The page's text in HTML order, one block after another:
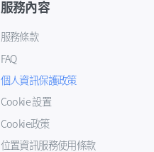
服務內容
服務條款
FAQ
個人資訊保護政策
Cookie 設置
Cookie政策
位置資訊服務使用條款